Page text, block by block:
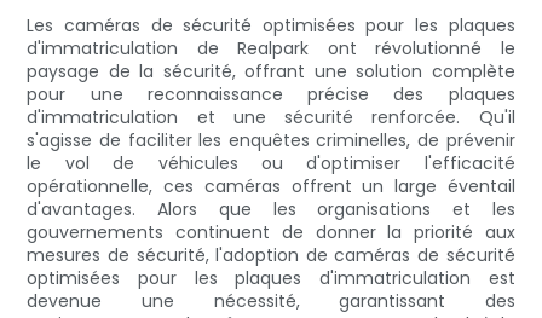
Les caméras de sécurité optimisées pour les plaques
d'immatriculation de Realpark ont ​​révolutionné le
paysage de la sécurité, offrant une solution complète
pour une reconnaissance précise des plaques
d'immatriculation et une sécurité renforcée. Qu'il
s'agisse de faciliter les enquêtes criminelles, de prévenir
le vol de véhicules ou d'optimiser l'efficacité
opérationnelle, ces caméras offrent un large éventail
d'avantages. Alors que les organisations et les
gouvernements continuent de donner la priorité aux
mesures de sécurité, l'adoption de caméras de sécurité
optimisées pour les plaques d'immatriculation est
devenue une nécessité, garantissant des